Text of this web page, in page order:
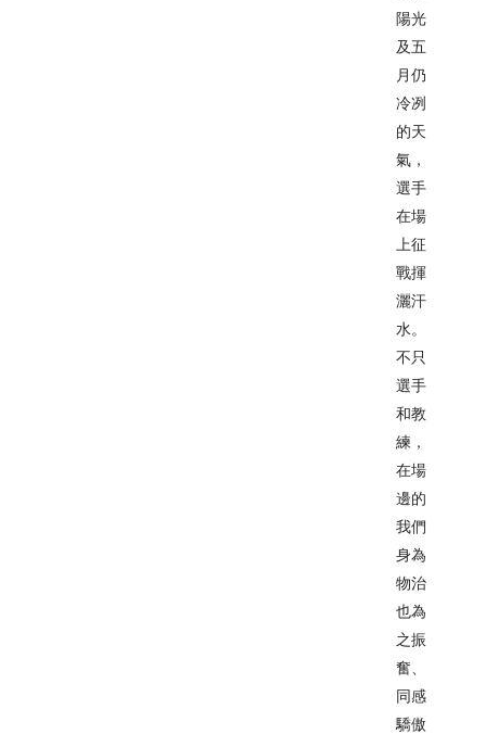
陽光
及五
月仍
冷冽
的天
氣，
選手
在場
上征
戰揮
灑汗
水。
不只
選手
和教
練，
在場
邊的
我們
身為
物治
也為
之振
奮、
同感
驕傲